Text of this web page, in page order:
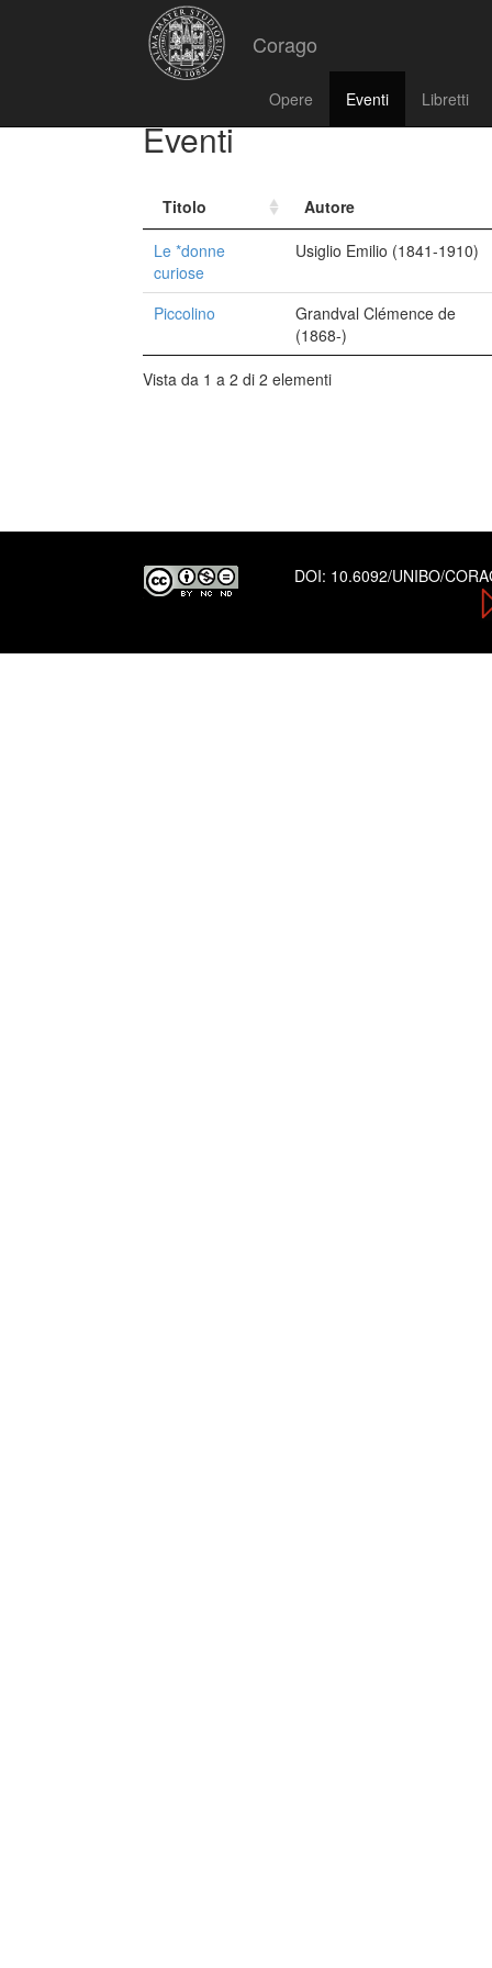
Corago
Opere Eventi Libretti
Eventi
Titolo
Autore
Le *donne
curiose
Usiglio Emilio (1841-1910)
Piccolino
Grandval Clémence de
(1868-)
Vista da 1 a 2 di 2 elementi
DOI: 10.6092/UNIBO/